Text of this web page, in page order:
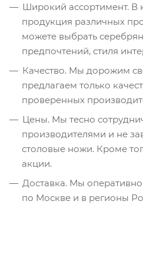
Широкий ассортимент. В
продукция различных
можете выбрать
предпочтений, стиля
Качество. Мы дорожим
предлагаем только
проверенных
Цены. Мы тесно
производителями и не
столовые ножи. Кроме
акции.
Доставка. Мы
по Москве и в регионы